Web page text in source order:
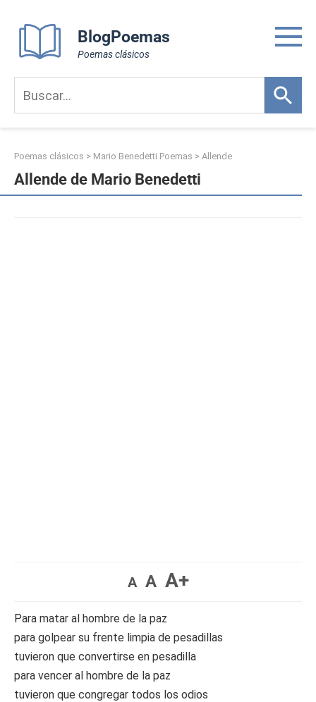
content
BlogPoemas
Poemas clásicos
Poemas clásicos > Mario Benedetti Poemas > Allende
Allende de Mario Benedetti
A A A+
Para matar al hombre de la paz
para golpear su frente limpia de pesadillas
tuvieron que convertirse en pesadilla
para vencer al hombre de la paz
tuvieron que congregar todos los odios